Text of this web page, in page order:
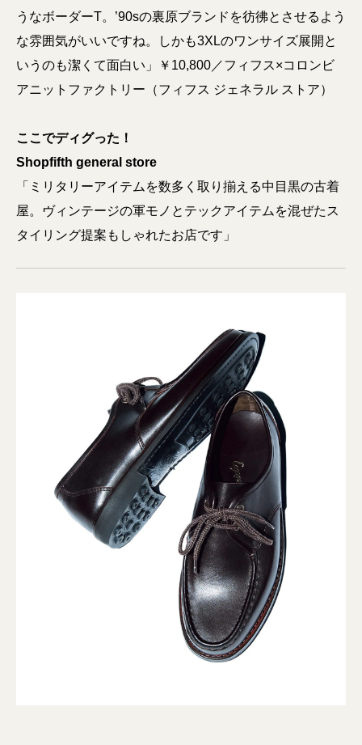
うなボーダーT。’90sの裏原ブランドを彷彿とさせるよう
な雰囲気がいいですね。しかも3XLのワンサイズ展開と
いうのも潔くて面白い」￥10,800／フィフス×コロンビ
アニットファクトリー（フィフス ジェネラル ストア）
ここでディグった！
Shopfifth general store
「ミリタリーアイテムを数多く取り揃える中目黒の古着
屋。ヴィンテージの軍モノとテックアイテムを混ぜたス
タイリング提案もしゃれたお店です」